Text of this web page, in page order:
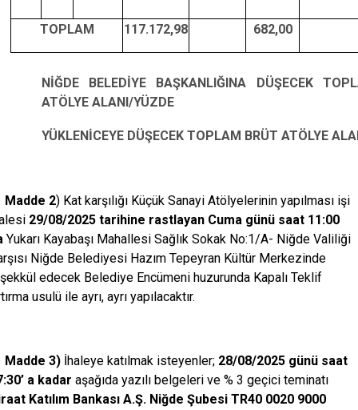
TOPLAM 117.172,98 682,00
NİĞDE BELEDİYE BAŞKANLIĞINA DÜŞECEK
ATÖLYE ALANI/YÜZDE
YÜKLENİCEYE DÜŞECEK TOPLAM BRÜT ATÖLYE
2) Kat karşılığı Küçük Sanayi Atölyelerinin yapılması işi
29/08/2025 tarihine rastlayan Cuma günü saat 11:00
Yukarı Kayabaşı Mahallesi Sağlık Sokak No:1/A- Niğde Valiliği
Niğde Belediyesi Hazım Tepeyran Kültür Merkezinde
edecek Belediye Encümeni huzurunda Kapalı Teklif
usulü ile ayrı, ayrı yapılacaktır.
3) İhaleye katılmak isteyenler; 28/08/2025 günü saat
a kadar aşağıda yazılı belgeleri ve % 3 geçici teminatı
Katılım Bankası A.Ş. Niğde Şubesi TR40 0020 9000